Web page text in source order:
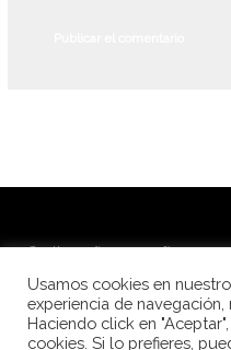
© Alba Peña Fotografía 2026
Fotografía de
Fotografía
Usamos cookies en
experiencia de
Haciendo click en
cookies. Si lo prefieres,